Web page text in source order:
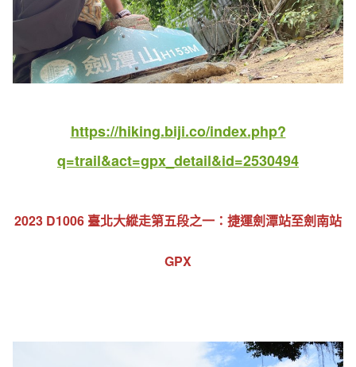
https://hiking.biji.co/index.php?
q=trail&act=gpx_detail&id=2530494
2023 D1006 臺北大縱走第五段之一：捷運劍潭站至劍南站
GPX